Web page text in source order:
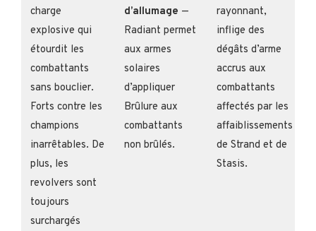
charge
explosive qui
étourdit les
combattants
sans bouclier.
Forts contre les
champions
inarrêtables. De
plus, les
revolvers sont
toujours
surchargés
d’allumage —
Radiant permet
aux armes
solaires
d’appliquer
Brûlure aux
combattants
non brûlés.
rayonnant,
inflige des
dégâts d’arme
accrus aux
combattants
affectés par les
affaiblissements
de Strand et de
Stasis.